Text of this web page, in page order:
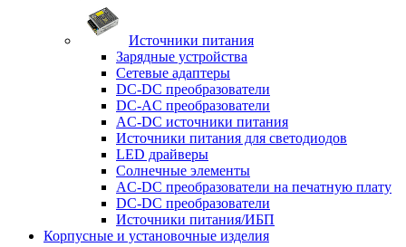
Источники питания
Зарядные устройства
Сетевые адаптеры
DC-DC преобразователи
DC-AC преобразователи
AC-DC источники питания
Источники питания для светодиодов
LED драйверы
Солнечные элементы
AC-DC преобразователи на печатную плату
DC-DC преобразователи
Источники питания/ИБП
Корпусные и установочные изделия